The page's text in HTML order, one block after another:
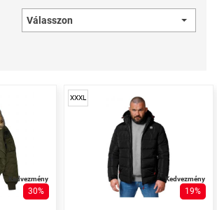
Válasszon
Kedvezmény
30%
XXXL
Kedvezmény
19%